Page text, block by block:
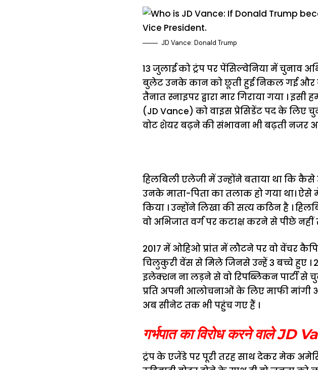
JD Vance: Donald Trump
13 जुलाई को ट्रंप पर पेंसिल्वेनिया में चुनाव
बुलेट उनके कान को छूती हुई निकल गई और
तैनात स्नाइपर द्वारा मार गिराया गया ।
(JD Vance) को वाइस प्रेसिडेंट पद के लिए
वोट शेयर बढ़ने की संभावना भी बढ़ती नजर
हिलबिली एलेजी में उन्होंने बताया था कि
उनके माता-पिता का तलाक हो गया था।
किया । उन्होंने लिखा की सत्य कठिन है ।
वो अभिजात वर्ग पर कटाक्ष करने से पीछे
2017 में ओहिओ प्रांत में लौटने पर वो वेंचर
चिलुकुरी वेंस से मिले जिनसे उन्हें 3 बच्चे हुए ।
इलेक्शन ना लड़ने से वो रिपब्लिकन पार्टी से
प्रति अपनी आलोचनाओं के लिए माफी
अब सीनेट तक भी पहुंच गए हैं ।
गर्भपात का विरोध करने वाले JD
ट्रंप के एजेंडे पर पूरी तरह साथ देकर मेक